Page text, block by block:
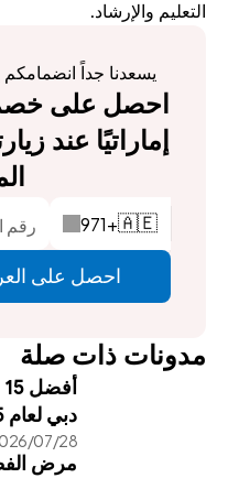
التعليم والإرشاد.
مدونات ذات صلة
دبي لعام 2025: دليل شامل
28‏/07‏/2026
مرض
يسعدنا جداً
🇦🇪
+
971
احصل على